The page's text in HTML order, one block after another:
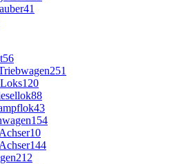
41
56
251
120
88
43
154
10
144
212